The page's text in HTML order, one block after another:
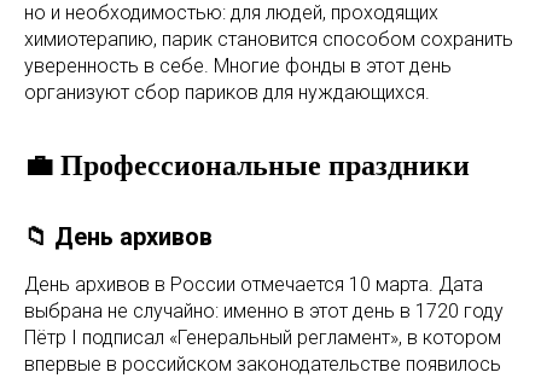
но и необходимостью: для людей, проходящих
химиотерапию, парик становится способом сохранить
уверенность в себе. Многие фонды в этот день
организуют сбор париков для нуждающихся.
💼 Профессиональные праздники
📁 День архивов
День архивов в России отмечается 10 марта. Дата
выбрана не случайно: именно в этот день в 1720 году
Пётр I подписал «Генеральный регламент», в котором
впервые в российском законодательстве появилось